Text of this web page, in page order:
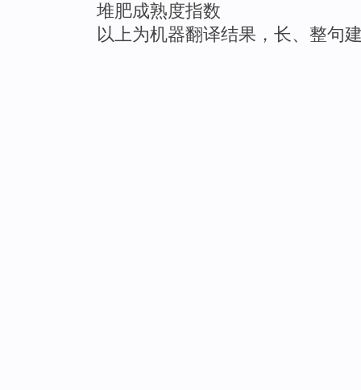
堆肥成熟度指数
以上为机器翻译结果，长、整句